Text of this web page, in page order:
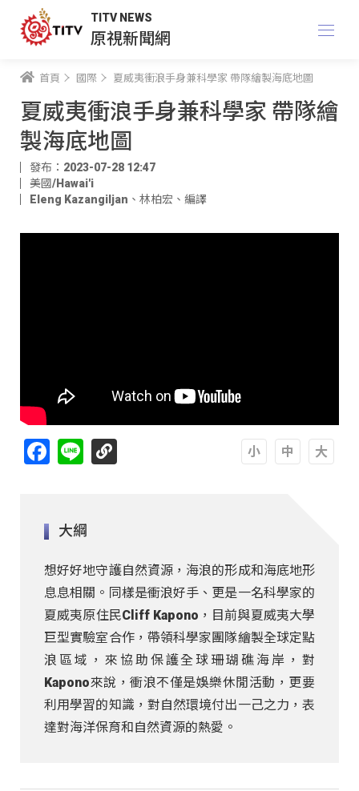
TITV NEWS
原視新聞網
首頁 國際 夏威夷衝浪手身兼科學家 帶隊繪製海底地圖
夏威夷衝浪手身兼科學家 帶隊繪
製海底地圖
發布：2023-07-28 12:47
美國/Hawai'i
Eleng Kazangiljan 、 林柏宏 、 編譯
Facebook
Line
大綱
想好好地守護自然資源，海浪的形成和海底地形
息息相關。同樣是衝浪好手、更是一名科學家的
夏威夷原住民Cliff Kapono，目前與夏威夷大學
巨型實驗室合作，帶領科學家團隊繪製全球定點
浪區域，來協助保護全球珊瑚礁海岸，對
Kapono來說，衝浪不僅是娛樂休閒活動，更要
利用學習的知識，對自然環境付出一己之力，表
達對海洋保育和自然資源的熱愛。